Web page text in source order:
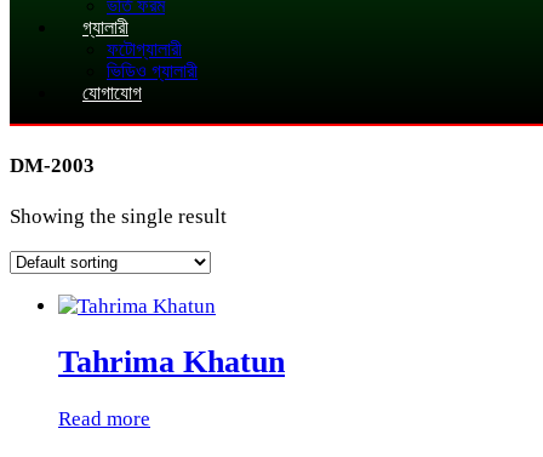
ভর্তি ফরম
গ্যালারী
ফটোগ্যালারী
ভিডিও গ্যালারী
যোগাযোগ
DM-2003
Showing the single result
Tahrima Khatun
Read more